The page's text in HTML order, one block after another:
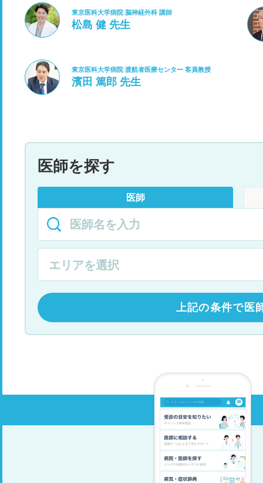
東京医科大学病院 脳神経外科 講師
松島 健 先生
東京医科大学病院 渡航者医療センター 客員教授
濱田 篤郎 先生
医師を探す
医師
上記の条件で医